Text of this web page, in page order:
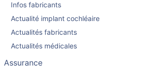
Infos fabricants
Actualité implant cochléaire
Actualités fabricants
Actualités médicales
Assurance